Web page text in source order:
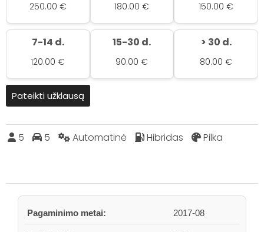
250.00 € 180.00 € 150.00 €
7-14 d.
120.00 €
15-30 d.
90.00 €
> 30 d.
80.00 €
Pateikti užklausą
5 5 Automatinė Hibridas Pilka
Pagaminimo metai: 2017-08